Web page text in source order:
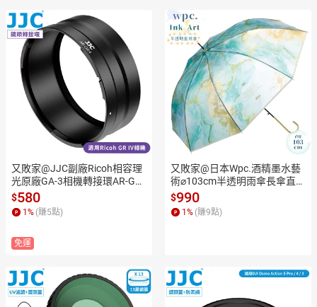
又敗家@JJC副廠Ricoh相容理
光原廠GA-3相機轉接環AR-GR
4適49mm濾鏡GW-4廣角鏡GRI
V鏡頭轉接器IV
$580
1 % (賺5點)
免運
又敗家@日本Wpc.酒精墨水藝
術⌀103cm半透明雨傘長傘直立
傘PT-062-001群青金箔款(玻璃
纖維傘骨)INK ART洋傘直傘Um
brellaインクアートアンブレラ
$990
1 % (賺9點)